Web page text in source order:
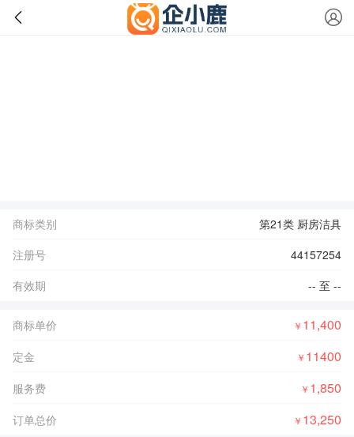
商标类别
第21类 厨房洁具
注册号
44157254
有效期
-- 至 --
商标单价 ￥ 11,400
定金 ￥ 11400
服务费 ￥ 1,850
订单总价 ￥ 13,250